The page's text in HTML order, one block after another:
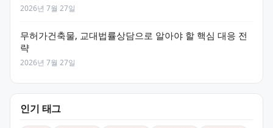
2026년 7월 27일
무허가건축물, 교대법률상담으로 알아야 할 핵심 대응 전
략
2026년 7월 27일
인기 태그